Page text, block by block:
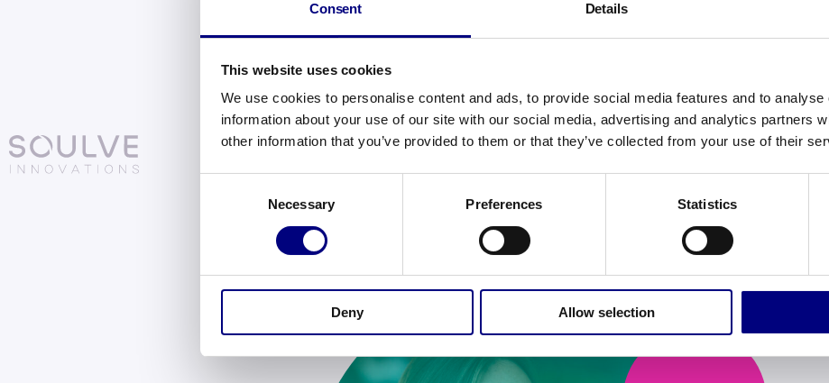
Consent Details
This website uses cookies
We use cookies to personalise content and ads, to provide social media features and to
information about your use of our site with our social media, advertising and analytics partners
other information that you’ve provided to them or that they’ve collected from your use of their
Necessary Preferences Statistics
Deny Allow selection
OOK ZIJ GINGEN JE VOOR